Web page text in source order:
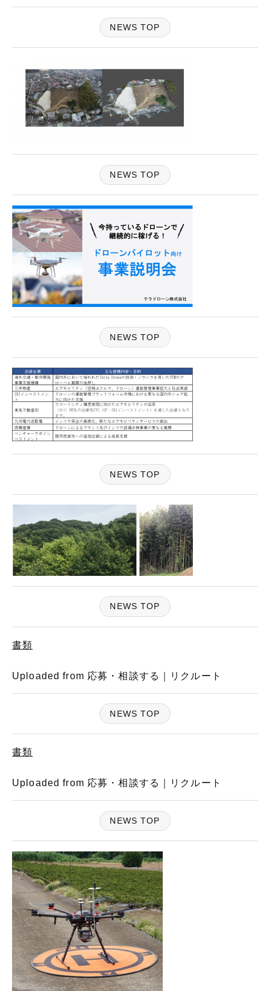
NEWS TOP
NEWS TOP
NEWS TOP
NEWS TOP
NEWS TOP
書類
Uploaded from 応募・相談する｜リクルート
NEWS TOP
書類
Uploaded from 応募・相談する｜リクルート
NEWS TOP